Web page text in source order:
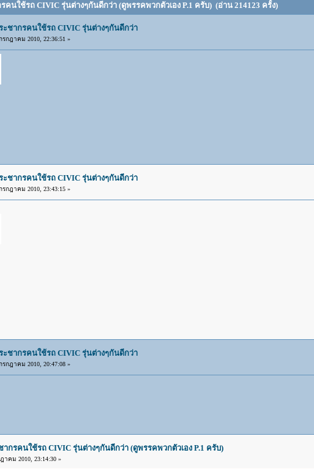
นใช้รถ CIVIC รุ่นต่างๆกันดีกว่า (ดูพรรคพวกตัวเอง P.1 ครับ) (อ่าน 214123 ครั้ง)
ะชากรคนใช้รถ CIVIC รุ่นต่างๆกันดีกว่า
กฎาคม 2010, 22:36:51 »
ะชากรคนใช้รถ CIVIC รุ่นต่างๆกันดีกว่า
กฎาคม 2010, 23:43:15 »
ะชากรคนใช้รถ CIVIC รุ่นต่างๆกันดีกว่า
กฎาคม 2010, 20:47:08 »
ากรคนใช้รถ CIVIC รุ่นต่างๆกันดีกว่า (ดูพรรคพวกตัวเอง P.1 ครับ)
าคม 2010, 23:14:30 »